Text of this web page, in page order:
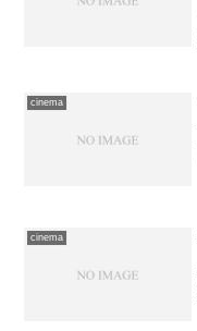
cinema
cinema